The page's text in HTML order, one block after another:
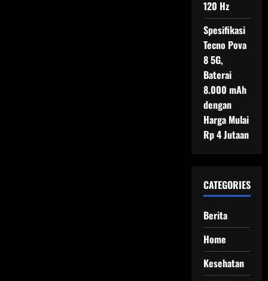
120 Hz
Spesifikasi
Tecno Pova
8 5G,
Baterai
8.000 mAh
dengan
Harga Mulai
Rp 4 Jutaan
CATEGORIES
Berita
Home
Kesehatan